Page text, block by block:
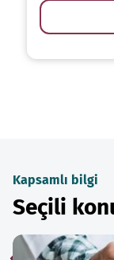
Kapsamlı bilgi
Seçili